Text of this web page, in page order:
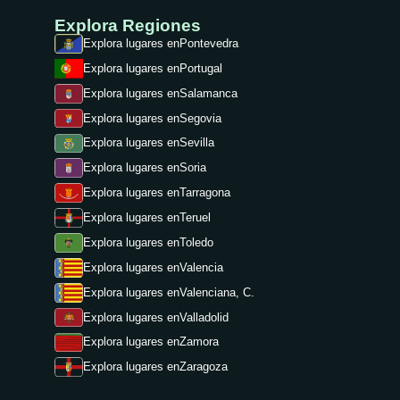
Explora Regiones
Explora lugares enPontevedra
Explora lugares enPortugal
Explora lugares enSalamanca
Explora lugares enSegovia
Explora lugares enSevilla
Explora lugares enSoria
Explora lugares enTarragona
Explora lugares enTeruel
Explora lugares enToledo
Explora lugares enValencia
Explora lugares enValenciana, C.
Explora lugares enValladolid
Explora lugares enZamora
Explora lugares enZaragoza